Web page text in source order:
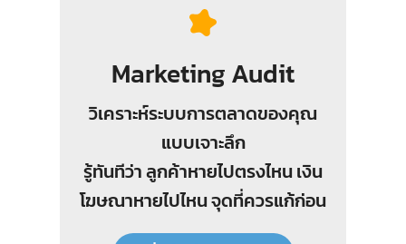
Marketing Audit
วิเคราะห์ระบบการตลาดของคุณ
แบบเจาะลึก
รู้ทันทีว่า ลูกค้าหายไปตรงไหน เงิน
โฆษณาหายไปไหน จุดที่ควรแก้ก่อน